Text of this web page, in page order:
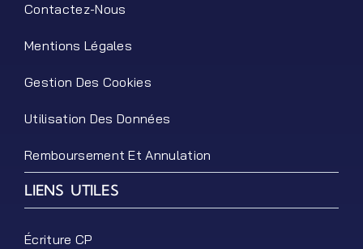
Contactez-Nous
Mentions Légales
Gestion Des Cookies
Utilisation Des Données
Remboursement Et Annulation
LIENS UTILES
Écriture CP